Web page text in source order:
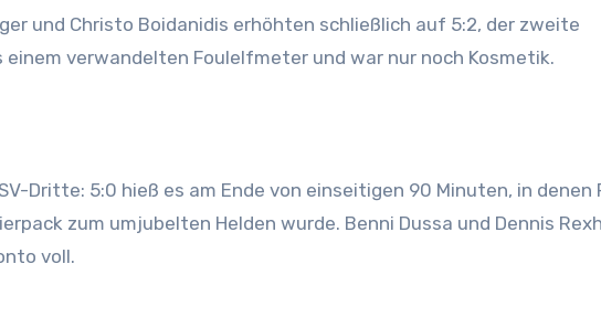
und Christo Boidanidis erhöhten schließlich auf 5:2, der zweite
verwandelten Foulelfmeter und war nur noch Kosmetik.
Dritte: 5:0 hieß es am Ende von einseitigen 90 Minuten, in denen
zum umjubelten Helden wurde. Benni Dussa und Dennis
voll.